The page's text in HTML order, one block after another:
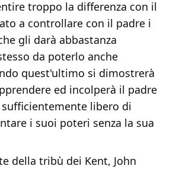
troppo la differenza con il
a controllare con il padre i
gli darà abbastanza
da poterlo anche
quest'ultimo si dimostrerà
ed incolperà il padre
libero di
i suoi poteri senza la sua
della tribù dei Kent, John